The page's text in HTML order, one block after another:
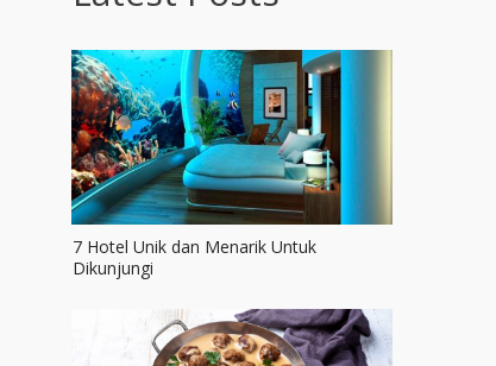
7 Hotel Unik dan Menarik Untuk
Dikunjungi